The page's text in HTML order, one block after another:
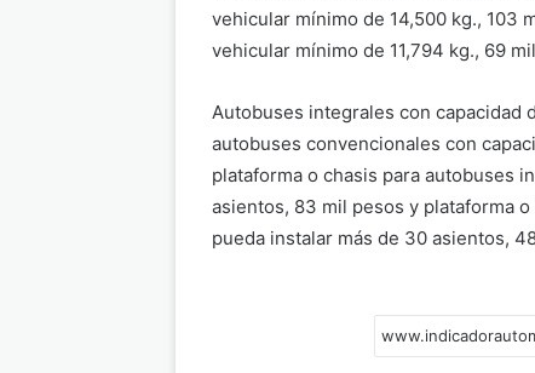
vehicular mínimo de 14,500 kg., 103
vehicular mínimo de 11,794 kg., 69
Autobuses integrales con capacidad
autobuses convencionales con
plataforma o chasis para autobuses
asientos, 83 mil pesos y plataforma
pueda instalar más de 30 asientos,